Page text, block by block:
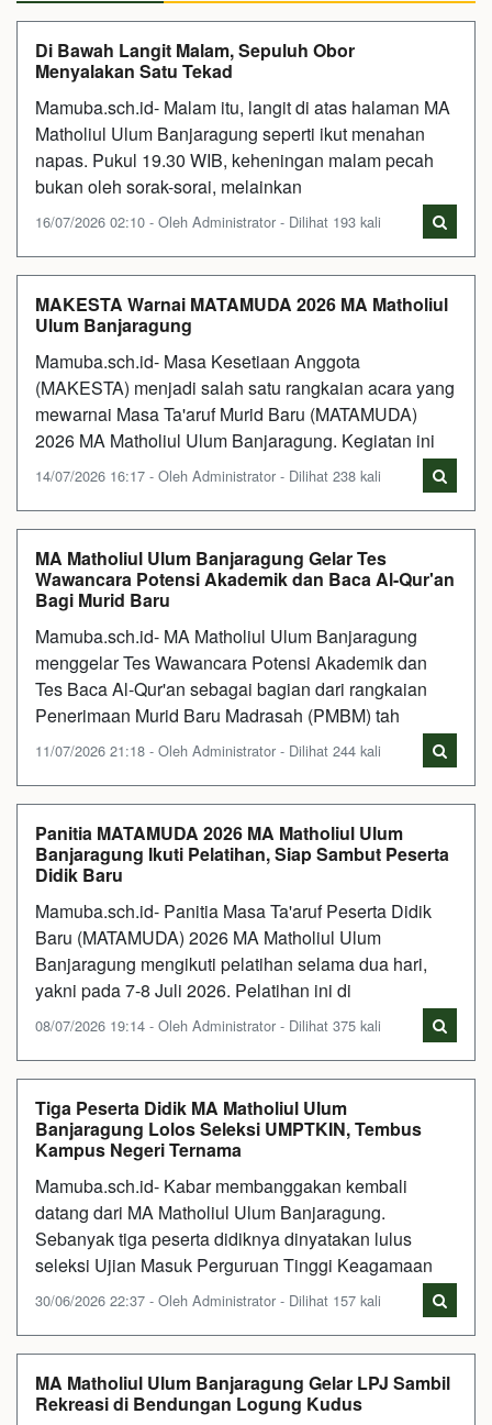
Di Bawah Langit Malam, Sepuluh Obor
Menyalakan Satu Tekad
Mamuba.sch.id- Malam itu, langit di atas halaman MA
Matholiul Ulum Banjaragung seperti ikut menahan
napas. Pukul 19.30 WIB, keheningan malam pecah
bukan oleh sorak-sorai, melainkan
16/07/2026 02:10 - Oleh Administrator - Dilihat 193 kali
MAKESTA Warnai MATAMUDA 2026 MA Matholiul
Ulum Banjaragung
Mamuba.sch.id- Masa Kesetiaan Anggota
(MAKESTA) menjadi salah satu rangkaian acara yang
mewarnai Masa Ta'aruf Murid Baru (MATAMUDA)
2026 MA Matholiul Ulum Banjaragung. Kegiatan ini
14/07/2026 16:17 - Oleh Administrator - Dilihat 238 kali
MA Matholiul Ulum Banjaragung Gelar Tes
Wawancara Potensi Akademik dan Baca Al-Qur'an
Bagi Murid Baru
Mamuba.sch.id- MA Matholiul Ulum Banjaragung
menggelar Tes Wawancara Potensi Akademik dan
Tes Baca Al-Qur'an sebagai bagian dari rangkaian
Penerimaan Murid Baru Madrasah (PMBM) tah
11/07/2026 21:18 - Oleh Administrator - Dilihat 244 kali
Panitia MATAMUDA 2026 MA Matholiul Ulum
Banjaragung Ikuti Pelatihan, Siap Sambut Peserta
Didik Baru
Mamuba.sch.id- Panitia Masa Ta'aruf Peserta Didik
Baru (MATAMUDA) 2026 MA Matholiul Ulum
Banjaragung mengikuti pelatihan selama dua hari,
yakni pada 7-8 Juli 2026. Pelatihan ini di
08/07/2026 19:14 - Oleh Administrator - Dilihat 375 kali
Tiga Peserta Didik MA Matholiul Ulum
Banjaragung Lolos Seleksi UMPTKIN, Tembus
Kampus Negeri Ternama
Mamuba.sch.id- Kabar membanggakan kembali
datang dari MA Matholiul Ulum Banjaragung.
Sebanyak tiga peserta didiknya dinyatakan lulus
seleksi Ujian Masuk Perguruan Tinggi Keagamaan
30/06/2026 22:37 - Oleh Administrator - Dilihat 157 kali
MA Matholiul Ulum Banjaragung Gelar LPJ Sambil
Rekreasi di Bendungan Logung Kudus